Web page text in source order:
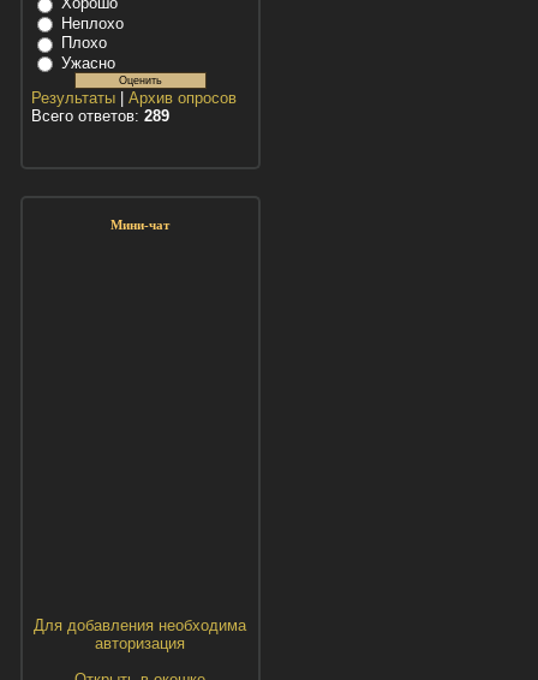
Неплохо
Плохо
Ужасно
Результаты| Архив опросов
Всего ответов: 289
Мини-чат
Для добавления необходима
авторизация